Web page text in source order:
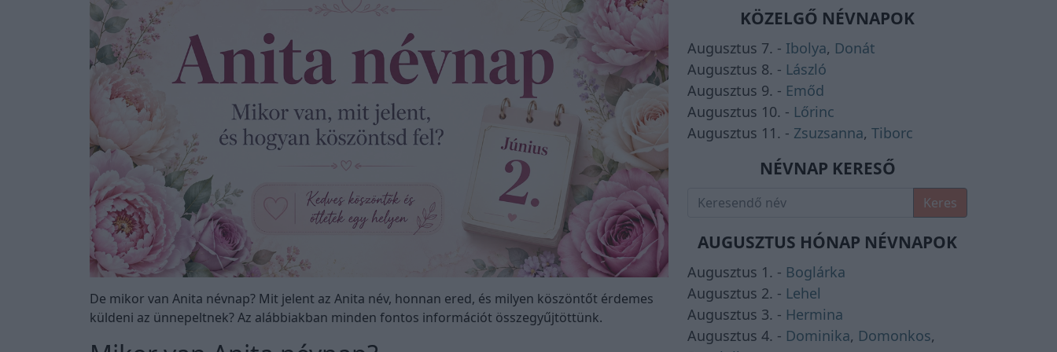
De mikor van Anita névnap? Mit jelent az Anita név, honnan ered, és milyen köszöntőt érdemes
küldeni az ünnepeltnek? Az alábbiakban minden fontos információt összegyűjtöttünk.
KÖZELGŐ NÉVNAPOK
Augusztus 7. - Ibolya, Donát
Augusztus 8. - László
Augusztus 9. - Emőd
Augusztus 10. - Lőrinc
Augusztus 11. - Zsuzsanna, Tiborc
NÉVNAP KERESŐ
Keres
AUGUSZTUS HÓNAP NÉVNAPOK
Augusztus 1. - Boglárka
Augusztus 2. - Lehel
Augusztus 3. - Hermina
Augusztus 4. - Dominika, Domonkos,